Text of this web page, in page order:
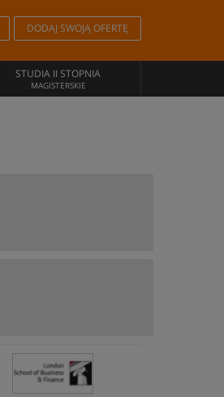
DODAJ SWOJĄ OFERTĘ
STUDIA II STOPNIA
MAGISTERSKIE